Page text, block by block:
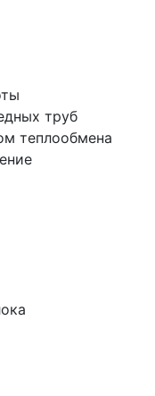
труб
теплообмена